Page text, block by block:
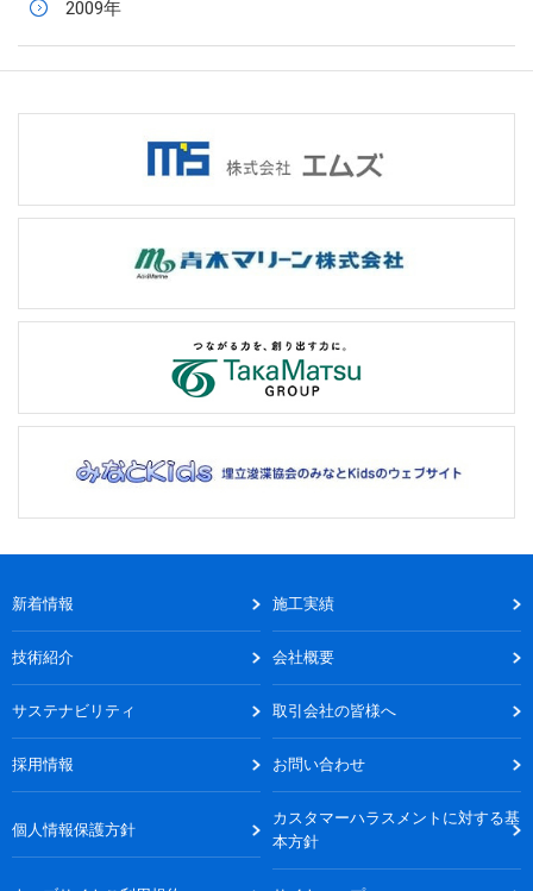
2009年
新着情報 施工実績
技術紹介 会社概要
サステナビリティ 取引会社の皆様へ
採用情報 お問い合わせ
個人情報保護方針
カスタマーハラスメントに対する基
本方針